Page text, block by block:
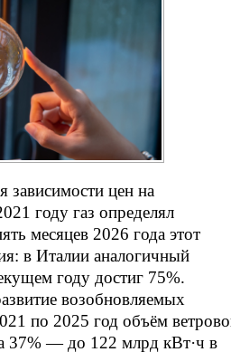
зависимости цен на
году газ определял
месяцев 2026 года этот
в Италии аналогичный
году достиг 75%.
возобновляемых
по 2025 год объём
37% — до 122 млрд кВт·ч в